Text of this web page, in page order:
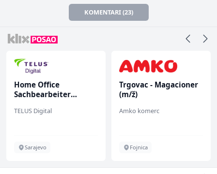
KOMENTARI (23)
Home Office
Sachbearbeiter
bekannten deutschen
TELUS Digital
Sarajevo
Trgovac - Magacioner
(m/ž)
Amko komerc
Fojnica